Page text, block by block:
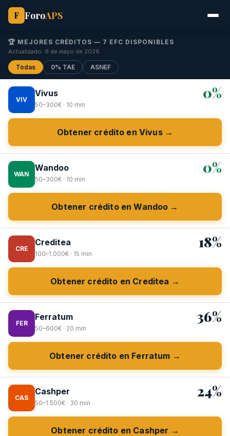
F ForoAPS
🏆 MEJORES CRÉDITOS — 7 EFC DISPONIBLES
Actualizado: 9 de mayo de 2026
Todas 0% TAE ASNEF
VIV
Vivus
50–300€ · 10 min
0%
Obtener crédito en Vivus →
WAN
Wandoo
50–300€ · 10 min
0%
Obtener crédito en Wandoo →
CRE
Creditea
100–1.000€ · 15 min
18%
Obtener crédito en Creditea →
FER
Ferratum
50–600€ · 20 min
36%
Obtener crédito en Ferratum →
CAS
Cashper
50–1.500€ · 30 min
24%
Obtener crédito en Cashper →